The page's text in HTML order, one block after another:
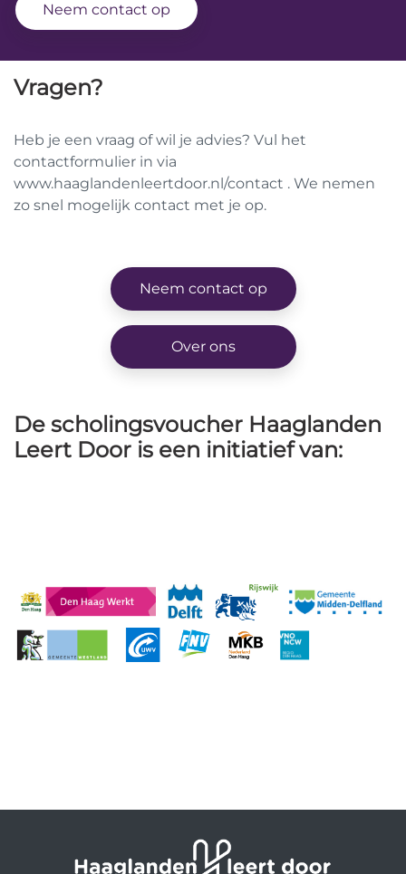
Neem contact op
Vragen?
Heb je een vraag of wil je advies? Vul het
contactformulier in via
www.haaglandenleertdoor.nl/contact . We nemen
zo snel mogelijk contact met je op.
Neem contact op
Over ons
De scholingsvoucher Haaglanden
Leert Door is een initiatief van: